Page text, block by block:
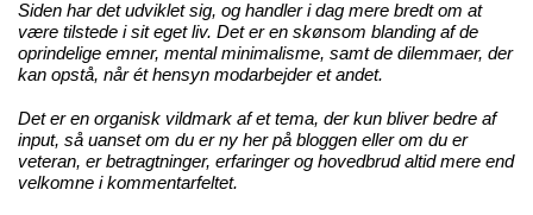
Siden har det udviklet sig, og handler i dag mere bredt om at
være tilstede i sit eget liv. Det er en skønsom blanding af de
oprindelige emner, mental minimalisme, samt de dilemmaer, der
kan opstå, når ét hensyn modarbejder et andet.
Det er en organisk vildmark af et tema, der kun bliver bedre af
input, så uanset om du er ny her på bloggen eller om du er
veteran, er betragtninger, erfaringer og hovedbrud altid mere end
velkomne i kommentarfeltet.